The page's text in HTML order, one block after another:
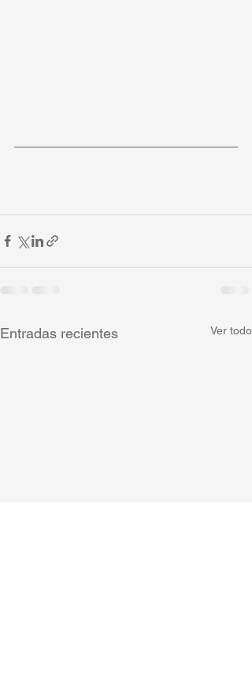
Entradas recientes Ver todo